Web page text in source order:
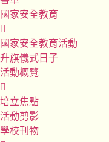
國家安全教育
國家安全教育活動
升旗儀式日子
活動概覽
培立焦點
活動剪影
學校刊物